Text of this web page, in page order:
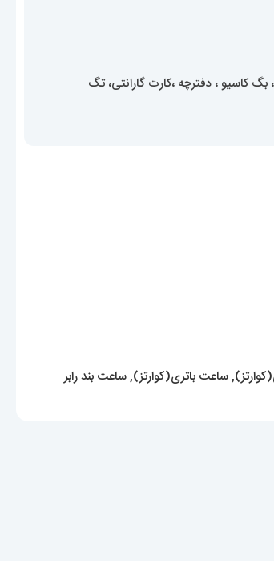
کاسیو ، دفترچه ،کارت گارانتی، تگ
,ساعت باتری(کوارتز),ساعت بند رابر